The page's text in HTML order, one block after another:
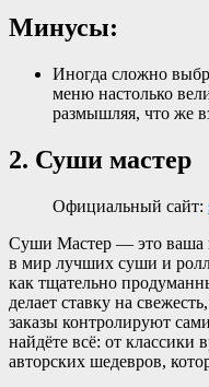
Минусы:
Иногда сложно
меню настолько
размышляя, что же
2. Суши мастер
Официальный сайт:
Суши Мастер — это ваша
в мир лучших суши и
как тщательно
делает ставку на
заказы контролируют
найдёте всё: от классики
авторских шедевров,